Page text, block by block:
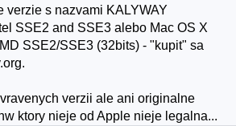
verzie s nazvami KALYWAY
SSE2 and SSE3 alebo Mac OS X
SSE2/SSE3 (32bits) - "kupit" sa
verzii ale ani originalne
ktory nieje od Apple nieje legalna...